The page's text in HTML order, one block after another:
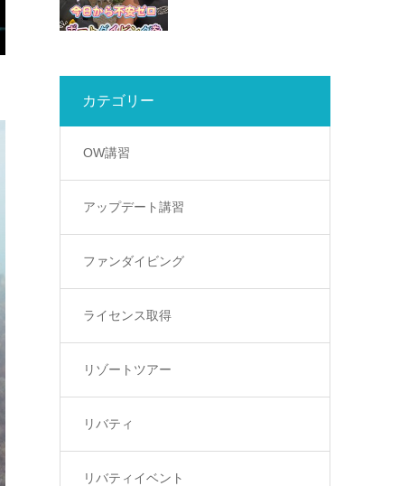
カテゴリー
OW講習
アップデート講習
ファンダイビング
ライセンス取得
リゾートツアー
リバティ
リバティイベント